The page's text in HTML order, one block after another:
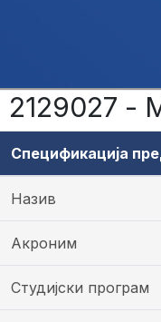
2129027 -
Спецификација
Назив
Акроним
Студијски програм